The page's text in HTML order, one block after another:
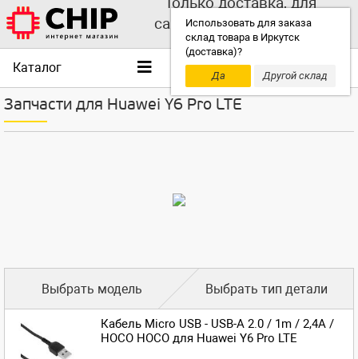
Использовать для заказа
склад товара в Иркутск
(доставка)?
Да
Другой склад
самовывоза выбирайте
другой склад!
Каталог
Запчасти для Huawei Y6 Pro LTE
Выбрать модель Выбрать тип детали
Кабель Micro USB - USB-A 2.0 / 1m / 2,4A /
HOCO HOCO для Huawei Y6 Pro LTE